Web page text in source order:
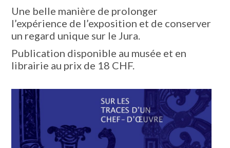
Une belle manière de prolonger
l’expérience de l’exposition et de conserver
un regard unique sur le Jura.
Publication disponible au musée et en
librairie au prix de 18 CHF.